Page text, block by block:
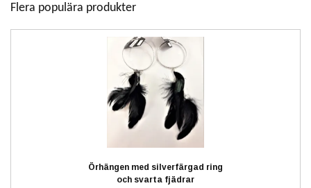
Flera populära produkter
Örhängen med silverfärgad ring
och svarta fjädrar